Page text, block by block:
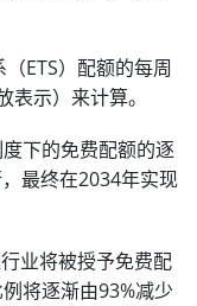
ETS）配额的每周
示）来计算。
下的免费配额的逐
最终在2034年实现
业将被授予免费配
将逐渐由93%减少